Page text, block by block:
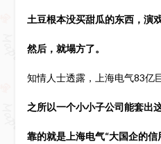
土豆根本没买甜瓜的东西，演
然后，就塌方了。
知情人士透露，上海电气83亿
之所以一个小小子公司能套出
靠的就是上海电气“大国企的信